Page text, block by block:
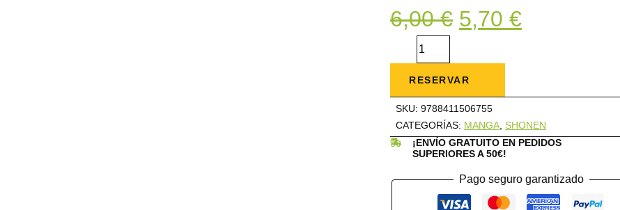
6,00€ El
precio
6,00 €.
5,70 €El
precio
Bleach
Bestseller
12
cantidad
RESERVAR
SKU: 9788411506755
CATEGORÍAS: MANGA, SHONEN
¡ENVÍO GRATUITO EN PEDIDOS
SUPERIORES A 50€!
Pago seguro garantizado